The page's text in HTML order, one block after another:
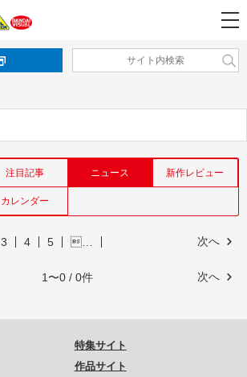
注目記事 ニュース 新作レビュー
カレンダー
次へ
3 4 5 …
次へ
1〜0 / 0件
特集サイト
作品サイト